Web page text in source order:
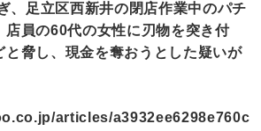
、足立区西新井の閉店作業中のパチ
店員の60代の女性に刃物を突き付
と脅し、現金を奪おうとした疑いが
articles/a3932ee6298e760c